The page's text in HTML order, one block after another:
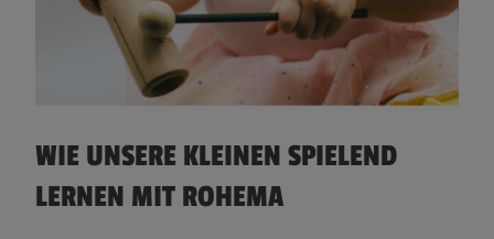
WIE UNSERE KLEINEN SPIELEND
LERNEN MIT ROHEMA